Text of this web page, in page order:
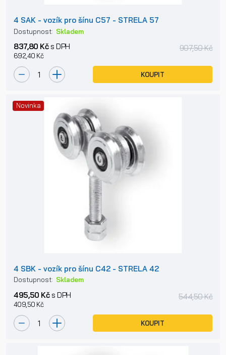
4 SAK - vozík pro šínu C57 - STRELA 57
Dostupnost: Skladem
837,80 Kčs DPH
692,40 Kč
907,50 Kč
KOUPIT
Novinka
4 SBK - vozík pro šínu C42 - STRELA 42
Dostupnost: Skladem
495,50 Kčs DPH
409,50 Kč
544,50 Kč
KOUPIT